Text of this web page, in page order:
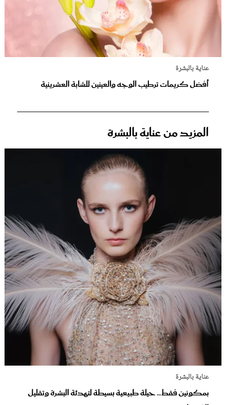
عناية بالبشرة
أفضل كريمات ترطيب الوجه والعينين للشابة العشرينية
المزيد من عناية بالبشرة
عناية بالبشرة
بمكونين فقط.. حيلة طبيعية بسيطة لتهدئة البشرة وتقليل